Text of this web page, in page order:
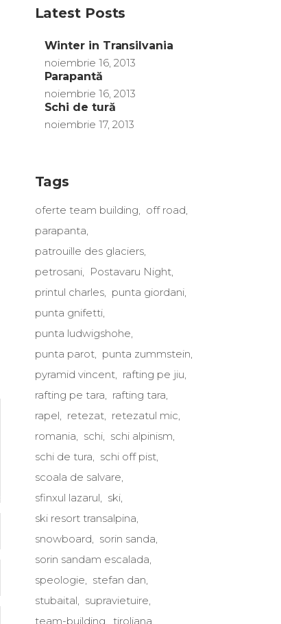
Latest Posts
Winter in Transilvania
noiembrie 16, 2013
Parapantă
noiembrie 16, 2013
Schi de tură
noiembrie 17, 2013
Tags
oferte team building
off road
parapanta
patrouille des glaciers
petrosani
Postavaru Night
printul charles
punta giordani
punta gnifetti
punta ludwigshohe
punta parot
punta zummstein
pyramid vincent
rafting pe jiu
rafting pe tara
rafting tara
rapel
retezat
retezatul mic
romania
schi
schi alpinism
schi de tura
schi off pist
scoala de salvare
sfinxul lazarul
ski
ski resort transalpina
snowboard
sorin sanda
sorin sandam escalada
speologie
stefan dan
stubaital
supravietuire
team-building
tiroliana